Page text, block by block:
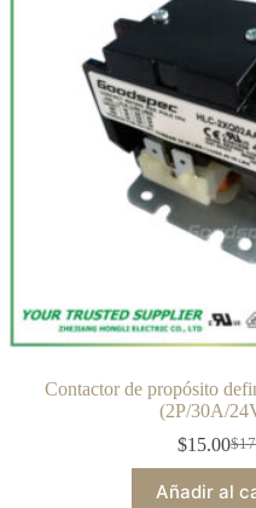
Contactor de propósito
(2P/30A/
$
$15.00
Añadir al